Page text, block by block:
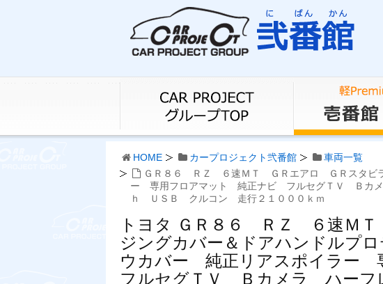
HOME カープロジェクト弐番館
車両一覧
ＧＲ８６ ＲＺ ６速ＭＴ ＧＲエアロ ＧＲスタビラ
ー 専用フロアマット 純正ナビ フルセグＴＶ Ｂカ
ｈ ＵＳＢ クルコン 走行２１０００ｋｍ
トヨタ ＧＲ８６ ＲＺ ６速Ｍ
ジングカバー＆ドアハンドルプ
ウカバー 純正リアスポイラー
フルセグＴＶ Ｂカメラ ハーフ